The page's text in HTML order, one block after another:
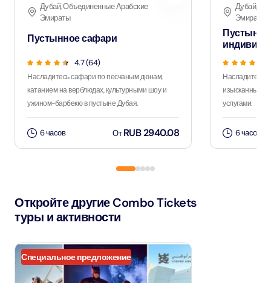
Дубай, Объединенные Арабские
Эмираты
Пустынное сафари
4.7 (64)
Насладитесь сафари по песчаным дюнам,
катанием на верблюдах, культурными шоу и
ужином-барбекю в пустыне Дубая.
6 часов ОтRUB 2940.08
Дубай,
Эмираты
Насладитесь
изысканным
услугами.
6 часов
Откройте другие Combo Tickets
туры и активности
Специальное предложение